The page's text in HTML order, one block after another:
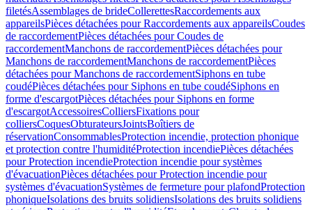
filetésAssemblages de brideCollerettesRaccordements aux
appareilsPièces détachées pour Raccordements aux appareilsCoudes
de raccordementPièces détachées pour Coudes de
raccordementManchons de raccordementPièces détachées pour
Manchons de raccordementManchons de raccordementPièces
détachées pour Manchons de raccordementSiphons en tube
coudéPièces détachées pour Siphons en tube coudéSiphons en
forme d'escargotPièces détachées pour Siphons en forme
d'escargotAccessoiresColliersFixations pour
colliersCoquesObturateursJointsBoîtiers de
réservationConsommablesProtection incendie, protection phonique
et protection contre l'humiditéProtection incendiePièces détachées
pour Protection incendieProtection incendie pour systèmes
d'évacuationPièces détachées pour Protection incendie pour
systèmes d'évacuationSystèmes de fermeture pour plafondProtection
phoniqueIsolations des bruits solidiensIsolations des bruits solidiens